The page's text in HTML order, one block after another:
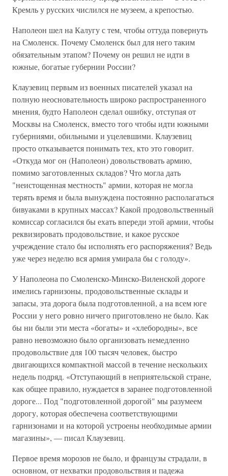
Кремль у русских числился не музеем, а крепостью.
Наполеон шел на Калугу с тем, чтобы оттуда повернуть
на Смоленск. Почему Смоленск был для него таким
обязательным этапом? Почему он решил не идти в
южные, богатые губернии России?
Клаузевиц первым из военных писателей указал на
полную неосновательность широко распространенного
мнения, будто Наполеон сделал ошибку, отступая от
Москвы на Смоленск, вместо того чтобы идти южными
губерниями, обильными и уцелевшими. Клаузевиц
просто отказывается понимать тех, кто это говорит.
«Откуда мог он (Наполеон) довольствовать армию,
помимо заготовленных складов? Что могла дать
"неистощенная местность" армии, которая не могла
терять время и была вынуждена постоянно располагаться
бивуаками в крупных массах? Какой продовольственный
комиссар согласился бы ехать впереди этой армии, чтобы
реквизировать продовольствие, и какое русское
учреждение стало бы исполнять его распоряжения? Ведь
уже через неделю вся армия умирала бы с голоду».
У Наполеона по Смоленско-Минско-Виленской дороге
имелись гарнизоны, продовольственные склады и
запасы, эта дорога была подготовленной, а на всем юге
России у него ровно ничего приготовлено не было. Как
бы ни были эти места «богаты» и «хлебородны», все
равно невозможно было организовать немедленно
продовольствие для 100 тысяч человек, быстро
двигающихся компактной массой в течение нескольких
недель подряд. «Отступающий в неприятельской стране,
как общее правило, нуждается в заранее подготовленной
дороге... Под "подготовленной дорогой" мы разумеем
дорогу, которая обеспечена соответствующими
гарнизонами и на которой устроены необходимые армии
магазины», — писал Клаузевиц.
Первое время морозов не было, и французы страдали, в
основном, от нехватки продовольствия и падежа